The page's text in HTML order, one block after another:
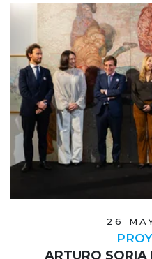
26
ARTURO SORIA